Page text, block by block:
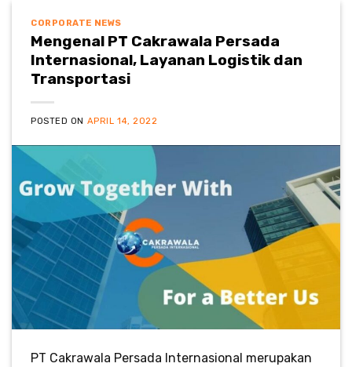
CORPORATE NEWS
Mengenal PT Cakrawala Persada
Internasional, Layanan Logistik dan
Transportasi
POSTED ON APRIL 14, 2022
PT Cakrawala Persada Internasional merupakan